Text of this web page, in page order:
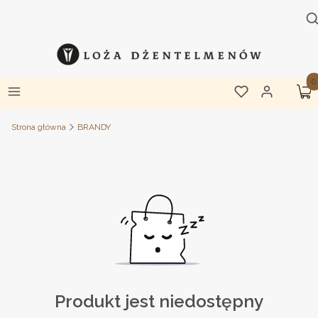
Menu UlubioneZaloguj się
Strona główna BRANDY
Produkt jest niedostępny